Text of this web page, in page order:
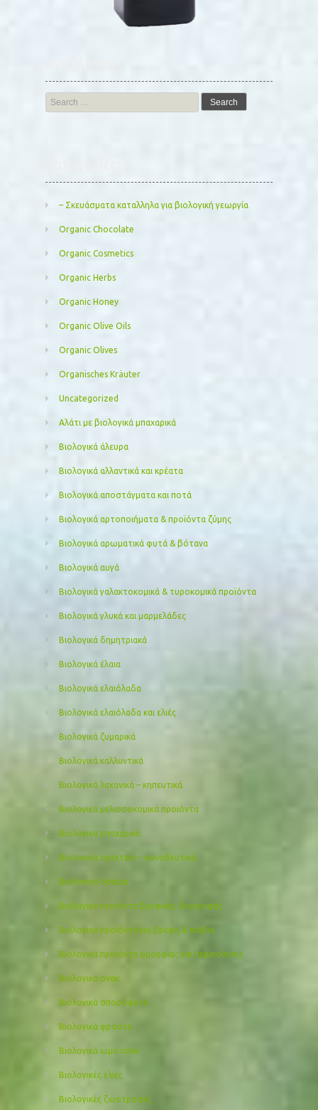
Search
for:
– Σκευάσματα καταλληλα για βιολογική γεωργία
Organic Chocolate
Organic Cosmetics
Organic Herbs
Organic Honey
Organic Olive Oils
Organic Olives
Organisches Kräuter
Uncategorized
Αλάτι με βιολογικά μπαχαρικά
Βιολογικά άλευρα
Βιολογικά αλλαντικά και κρέατα
Βιολογικά αποστάγματα και ποτά
Βιολογικά αρτοποιήματα & προϊόντα ζύμης
Βιολογικά αρωματικά φυτά & βότανα
Βιολογικά αυγά
Βιολογικά γαλακτοκομικά & τυροκομικά προϊόντα
Βιολογικά γλυκά και μαρμελάδες
Βιολογικά δημητριακά
Βιολογικά έλαια
Βιολογικά ελαιόλαδα
Βιολογικά ελαιόλαδα και ελιές
Βιολογικά ζυμαρικά
Βιολογικά καλλυντικά
Βιολογικά λαχανικά – κηπευτικά
Βιολογικά μελισσοκομικά προιόντα
Βιολογικά μπαχαρικά
Βιολογικά ορεκτικά – συνοδευτικά
Βιολογικά όσπρια
Βιολογικά προϊόντα βρεφικής διατροφής
Βιολογικά προϊόντα για βρέφη & παιδιά
Βιολογικά προιόντα ομορφιάς και περιποίησης
Βιολογικά σνακ
Βιολογικά σπορόφυτα
Βιολογικά φρούτα
Βιολογικά ωμά σνακ
Βιολογικές ελιές
Βιολογικές ζωοτροφές